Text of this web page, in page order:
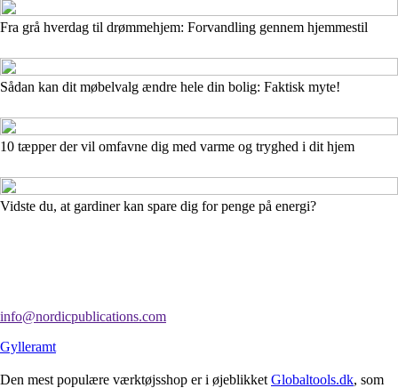
Fra grå hverdag til drømmehjem: Forvandling gennem hjemmestil
Sådan kan dit møbelvalg ændre hele din bolig: Faktisk myte!
10 tæpper der vil omfavne dig med varme og tryghed i dit hjem
Vidste du, at gardiner kan spare dig for penge på energi?
info@nordicpublications.com
Gylleramt
Den mest populære værktøjsshop er i øjeblikket Globaltools.dk, som